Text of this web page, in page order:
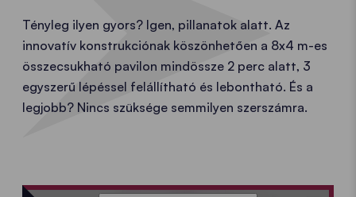
Tényleg ilyen gyors? Igen, pillanatok alatt. Az
innovatív konstrukciónak köszönhetően a 8x4 m-es
összecsukható pavilon mindössze 2 perc alatt, 3
egyszerű lépéssel felállítható és lebontható. És a
legjobb? Nincs szüksége semmilyen szerszámra.